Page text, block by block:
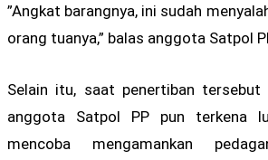
”Angkat barangnya, ini sudah
orang tuanya,” balas anggota Satpol
Selain itu, saat penertiban tersebut
anggota Satpol PP pun terkena
mencoba mengamankan